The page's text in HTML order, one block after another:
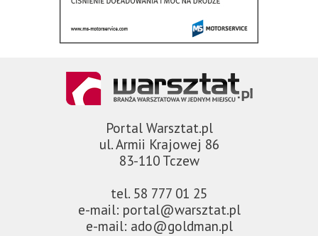
Portal Warsztat.pl
ul. Armii Krajowej 86
83-110 Tczew
tel. 58 777 01 25
e-mail: portal@warsztat.pl
e-mail: ado@goldman.pl